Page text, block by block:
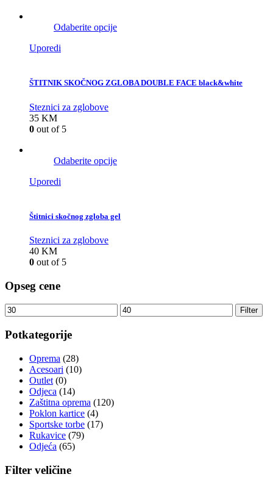
Odaberite opcije
Uporedi
ŠTITNIK SKOČNOG ZGLOBA DOUBLE FACE black&white
Steznici za zglobove
35 KM
0 out of 5
Odaberite opcije
Uporedi
Štitnici skočnog zgloba gel
Steznici za zglobove
40 KM
0 out of 5
Opseg cene
Filter
Potkategorije
Oprema (28)
Acesoari (10)
Outlet (0)
Odjeca (14)
Zaštitna oprema (120)
Poklon kartice (4)
Sportske torbe (17)
Rukavice (79)
Odjeća (65)
Filter veličine